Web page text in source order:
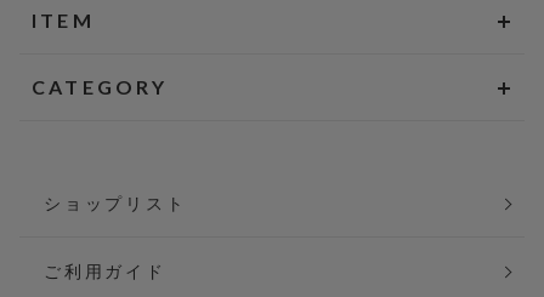
ITEM
CATEGORY
ショップリスト
ご利用ガイド